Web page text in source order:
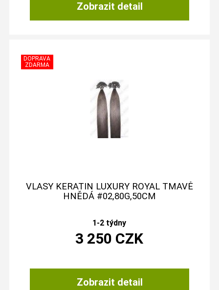
Zobrazit detail
VLASY KERATIN LUXURY ROYAL TMAVĚ
HNĚDÁ #02,80G,50CM
1-2 týdny
Zobrazit detail
3 250 CZK